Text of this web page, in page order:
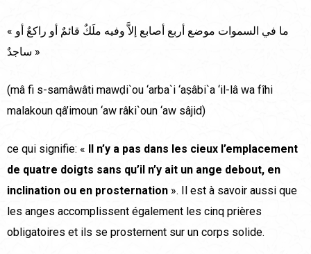
« ما في السموات موضع أربع أصابع إلاَّ وفيه ملَكٌ قائمٌ أو راكعٌ أو
ساجدٌ »
(mâ fi s-samâwâti mawḍi`ou ‘arba`i ‘aṣâbi`a ‘il-lâ wa fîhi
malakoun qâ’imoun ‘aw râki`oun ‘aw sâjid)
ce qui signifie: « Il n’y a pas dans les cieux l’emplacement
de quatre doigts sans qu’il n’y ait un ange debout, en
inclination ou en prosternation ». Il est à savoir aussi que
les anges accomplissent également les cinq prières
obligatoires et ils se prosternent sur un corps solide.